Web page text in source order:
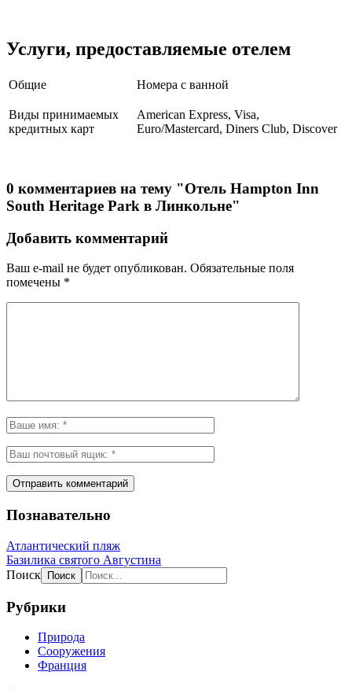
Услуги, предоставляемые отелем
Общие Номера с ванной
Виды принимаемых
кредитных карт
American Express, Visa,
Euro/Mastercard, Diners Club, Discover
0 комментариев на тему "Отель Hampton Inn
South Heritage Park в Линкольне"
Добавить комментарий
Ваш e-mail не будет опубликован. Обязательные поля
помечены *
Познавательно
Атлантический пляж
Базилика святого Августина
Поиск
Рубрики
Природа
Сооружения
Франция